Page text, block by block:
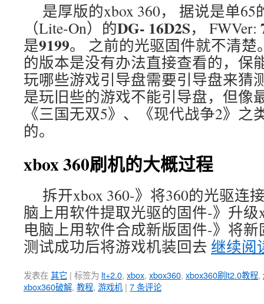
是厚版的xbox 360， 据说是单65
（Lite-On）的DG- 16D2S， FWVer:
是9199。 之前的光驱固件就不清
的版本是没有办法直接查看的，保
玩哪些游戏引导盘需要引导盘来猜
是玩旧些的游戏不能引导盘，但像
《三国无双5》、《现代战争2》之
的。
xbox 360刷机的大概过程
拆开xbox 360-》将360的光驱连
脑上用软件提取光驱的固件-》升级
电脑上用软件合成新版固件-》将新
测试成功后将游戏机装回去 继续阅
发表在其它 | 标签为 lt+2.0, xbox, xbox360, xbox360刷lt2.0教程,
xbox360破解, 教程, 游戏机 | 7 条评论